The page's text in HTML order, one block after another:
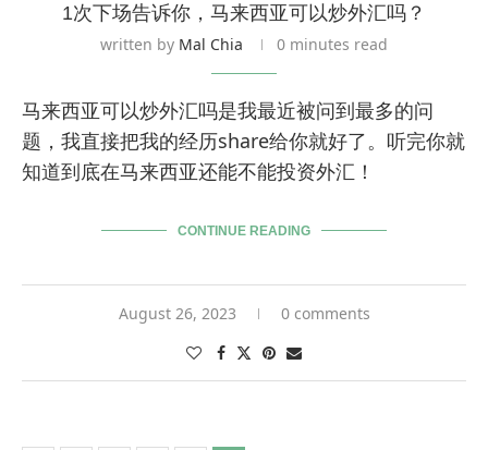
1次下场告诉你，马来西亚可以炒外汇吗？
written by Mal Chia 0 minutes read
马来西亚可以炒外汇吗是我最近被问到最多的问
题，我直接把我的经历share给你就好了。听完你就
知道到底在马来西亚还能不能投资外汇！
CONTINUE READING
August 26, 2023 0 comments